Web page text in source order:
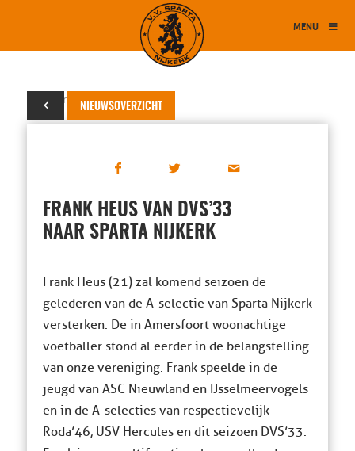
MENU
NIEUWSOVERZICHT
18 maart 2017
FRANK HEUS VAN DVS’33
NAAR SPARTA NIJKERK
Frank Heus (21) zal komend seizoen de
gelederen van de A-selectie van Sparta Nijkerk
versterken. De in Amersfoort woonachtige
voetballer stond al eerder in de belangstelling
van onze vereniging. Frank speelde in de
jeugd van ASC Nieuwland en IJsselmeervogels
en in de A-selecties van respectievelijk
Roda’46, USV Hercules en dit seizoen DVS’33.